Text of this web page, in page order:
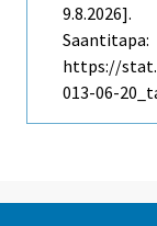
9.8.2026].
Saantitapa:
https://
013-06-